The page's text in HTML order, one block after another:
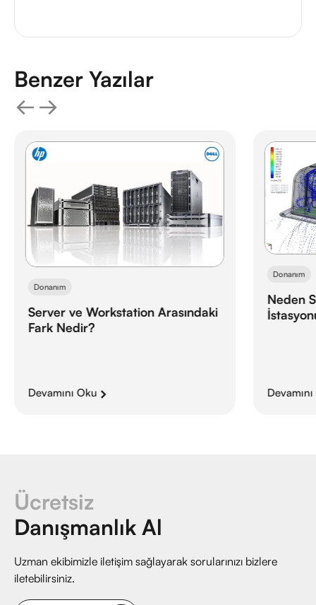
Benzer Yazılar
Donanım
Server ve Workstation Arasındaki
Fark Nedir?
Devamını Oku
Donanım
Neden
Ücretsiz
Danışmanlık Al
Uzman ekibimizle iletişim sağlayarak sorularınızı bizlere
iletebilirsiniz.